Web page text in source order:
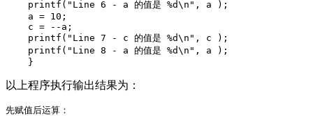
    printf("Line 6 - a 的值是 %d\n", a );
    a = 10;
    c = --a;
    printf("Line 7 - c 的值是 %d\n", c );
    printf("Line 8 - a 的值是 %d\n", a );
以上程序执行输出结果为：
先赋值后运算：